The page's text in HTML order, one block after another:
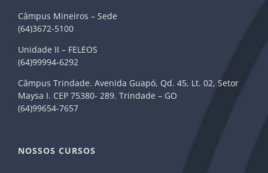
Câmpus Mineiros – Sede
(64)3672-5100
Unidade II – FELEOS
(64)99994-6292
Câmpus Trindade. Avenida Guapó, Qd. 45, Lt. 02, Setor
Maysa I. CEP 75380- 289. Trindade – GO
(64)99654-7657
NOSSOS CURSOS